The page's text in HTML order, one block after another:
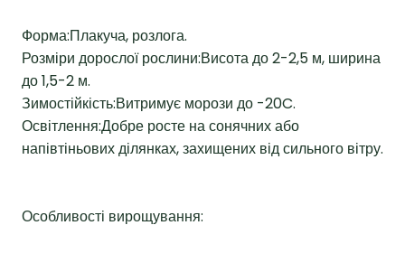
Форма:Плакуча, розлога.
Розміри дорослої рослини:Висота до 2-2,5 м, ширина
до 1,5-2 м.
Зимостійкість:Витримує морози до -20C.
Освітлення:Добре росте на сонячних або
напівтіньових ділянках, захищених від сильного вітру.
Особливості вирощування: